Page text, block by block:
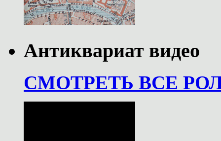
Антиквариат видео
СМОТРЕТЬ ВСЕ